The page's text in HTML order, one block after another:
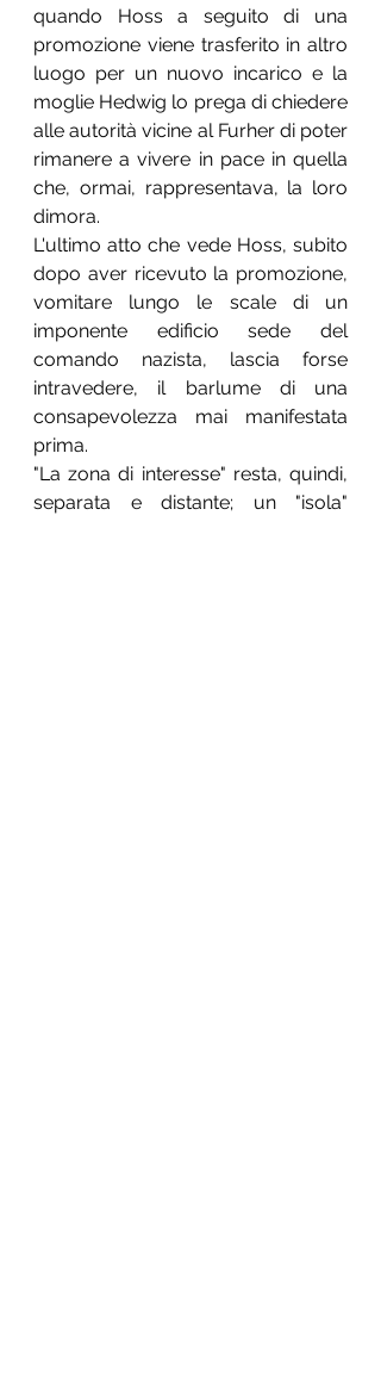
quando Hoss a seguito di una
promozione viene trasferito in altro
luogo per un nuovo incarico e la
moglie Hedwig lo prega di chiedere
alle autorità vicine al Furher di poter
rimanere a vivere in pace in quella
che, ormai, rappresentava, la loro
dimora.
L'ultimo atto che vede Hoss, subito
dopo aver ricevuto la promozione,
vomitare lungo le scale di un
imponente edificio sede del
comando nazista, lascia forse
intravedere, il barlume di una
consapevolezza mai manifestata
prima.
"La zona di interesse" resta, quindi,
separata e distante; un "isola"